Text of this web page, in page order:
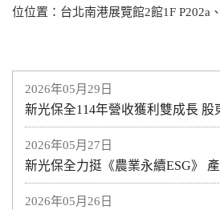
2026年05月29日
2026年05月27日
2026年05月26日
位位置：台北南港展覽館2館1F P202a